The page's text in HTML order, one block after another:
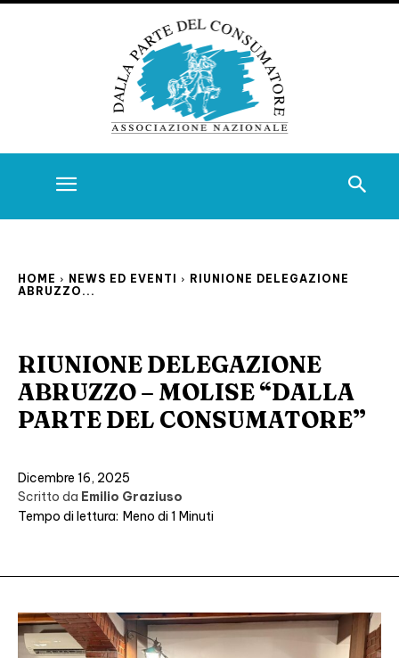
HOME NEWS ED EVENTI
RIUNIONE DELEGAZIONE
ABRUZZO...
RIUNIONE DELEGAZIONE
ABRUZZO – MOLISE “DALLA
PARTE DEL CONSUMATORE”
Dicembre 16, 2025
Scritto da Emilio Graziuso
Tempo di lettura: Meno di 1 Minuti